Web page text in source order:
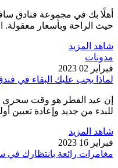
أهلًا بك في مجموعة فنادق
حيث الراحة وبأسعار
شاهد المزيد
مدونات
فبراير 02 2023
لماذا يجب عليك البقاء في فندق
إن عيد الفطر هو وقت سحري
للبدء من جديد وإعادة تعيين
شاهد المزيد
فبراير 16 2023
مغامرات رائعة بانتظارك في